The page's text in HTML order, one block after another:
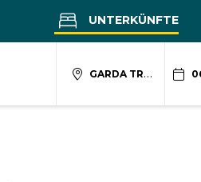
UNTERKÜNFTE
GARDA TRENTINO